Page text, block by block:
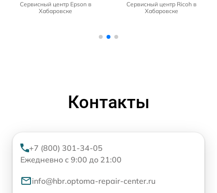
Сервисный центр Epson в
Хабаровске
Сервисный центр Ricoh в
Хабаровске
Контакты
+7 (800) 301-34-05
Ежедневно с 9:00 до 21:00
info@hbr.optoma-repair-center.ru